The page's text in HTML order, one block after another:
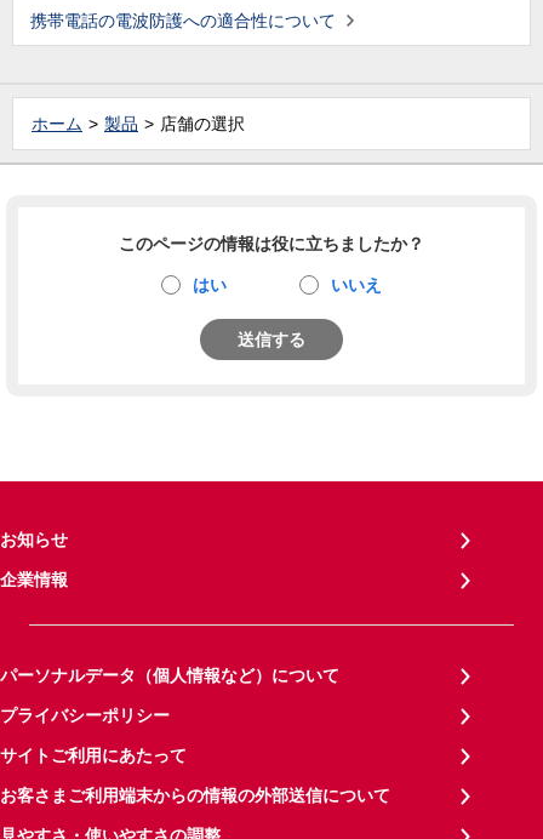
携帯電話の電波防護への適合性について
ホーム 製品 店舗の選択
このページの情報は役に立ちましたか？
はい いいえ
送信する
お知らせ
企業情報
パーソナルデータ（個人情報など）について
プライバシーポリシー
サイトご利用にあたって
お客さまご利用端末からの情報の外部送信について